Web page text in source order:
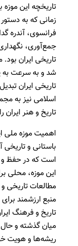
زمانی که به
فرانسوی، آندره
جمع‌آوری،
شد و به سرعت به
اسلامی نیز به
تاریخ و هنر
اهمیت موزه ملی
باستانی و
است که در حفظ و
این موزه، محلی
مطالعات تاریخی
منبع ارزشمند
تاریخ و فرهنگ
میان گذشته و
ریشه‌ها و هویت